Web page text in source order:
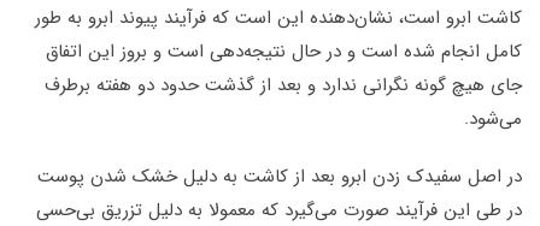
کاشت ابرو است، نشان‌دهنده این است که فرآیند پیوند ابرو به طور
کامل انجام شده است و در حال نتیجه‌دهی است و بروز این اتفاق
جای هیچ گونه نگرانی ندارد و بعد از گذشت حدود دو هفته برطرف
می‌شود.
در اصل سفیدک زدن ابرو بعد از کاشت به دلیل خشک شدن پوست
در طی این فرآیند صورت می‌گیرد که معمولا به دلیل تزریق بی‌حسی